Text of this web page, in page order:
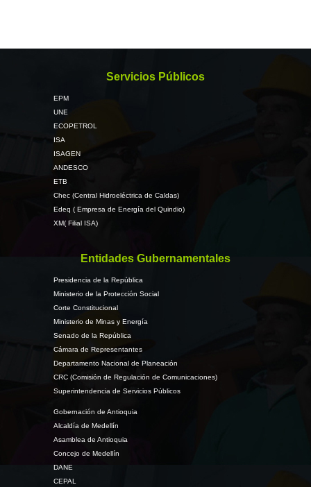
Servicios Públicos
EPM
UNE
ECOPETROL
ISA
ISAGEN
ANDESCO
ETB
Chec (Central Hidroeléctrica de Caldas)
Edeq ( Empresa de Energía del Quindio)
XM( Filial ISA)
Entidades Gubernamentales
Presidencia de la República
Ministerio de la Protección Social
Corte Constitucional
Ministerio de Minas y Energía
Senado de la República
Cámara de Representantes
Departamento Nacional de Planeación
CRC (Comisión de Regulación de Comunicaciones)
Superintendencia de Servicios Públicos
Gobernación de Antioquia
Alcaldía de Medellín
Asamblea de Antioquia
Concejo de Medellín
DANE
CEPAL